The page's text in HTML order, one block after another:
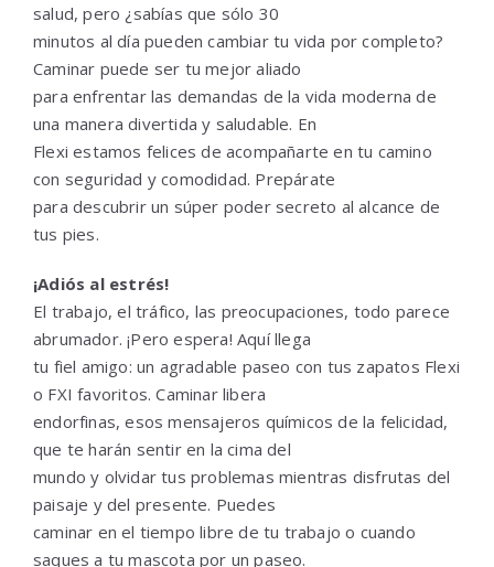
salud, pero ¿sabías que sólo 30
minutos al día pueden cambiar tu vida por completo?
Caminar puede ser tu mejor aliado
para enfrentar las demandas de la vida moderna de
una manera divertida y saludable. En
Flexi estamos felices de acompañarte en tu camino
con seguridad y comodidad. Prepárate
para descubrir un súper poder secreto al alcance de
tus pies.
¡Adiós al estrés!
El trabajo, el tráfico, las preocupaciones, todo parece
abrumador. ¡Pero espera! Aquí llega
tu fiel amigo: un agradable paseo con tus zapatos Flexi
o FXI favoritos. Caminar libera
endorfinas, esos mensajeros químicos de la felicidad,
que te harán sentir en la cima del
mundo y olvidar tus problemas mientras disfrutas del
paisaje y del presente. Puedes
caminar en el tiempo libre de tu trabajo o cuando
saques a tu mascota por un paseo.